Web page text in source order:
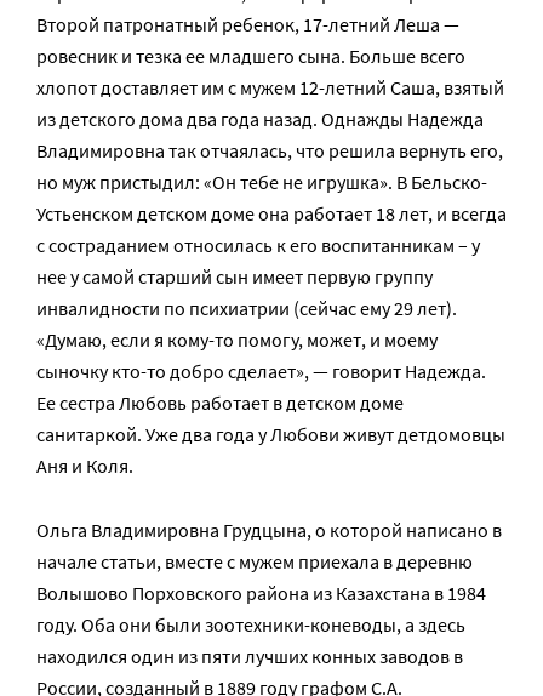
Второй патронатный ребенок, 17-летний Леша —
ровесник и тезка ее младшего сына. Больше всего
хлопот доставляет им с мужем 12-летний Саша, взятый
из детского дома два года назад. Однажды Надежда
Владимировна так отчаялась, что решила вернуть его,
но муж пристыдил: «Он тебе не игрушка». В Бельско-
Устьенском детском доме она работает 18 лет, и всегда
с состраданием относилась к его воспитанникам – у
нее у самой старший сын имеет первую группу
инвалидности по психиатрии (сейчас ему 29 лет).
«Думаю, если я кому-то помогу, может, и моему
сыночку кто-то добро сделает», — говорит Надежда.
Ее сестра Любовь работает в детском доме
санитаркой. Уже два года у Любови живут детдомовцы
Аня и Коля.
Ольга Владимировна Грудцына, о которой написано в
начале статьи, вместе с мужем приехала в деревню
Волышово Порховского района из Казахстана в 1984
году. Оба они были зоотехники-коневоды, а здесь
находился один из пяти лучших конных заводов в
России, созданный в 1889 году графом С.А.